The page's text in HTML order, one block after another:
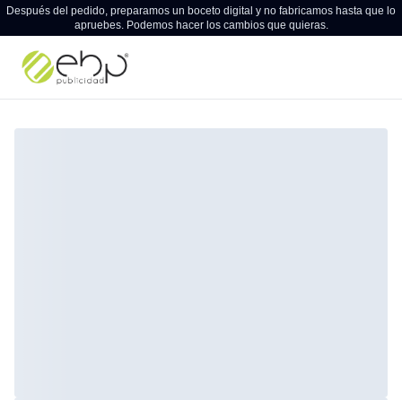
Después del pedido, preparamos un boceto digital y no fabricamos hasta que lo
apruebes. Podemos hacer los cambios que quieras.